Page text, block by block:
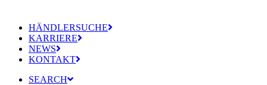
HÄNDLERSUCHE
KARRIERE
NEWS
KONTAKT
SEARCH